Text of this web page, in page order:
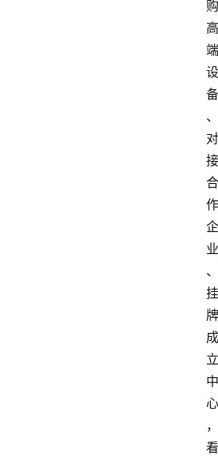
购
高
端
设
备
、
对
接
合
作
企
业
、
挂
牌
成
立
中
心
，
看